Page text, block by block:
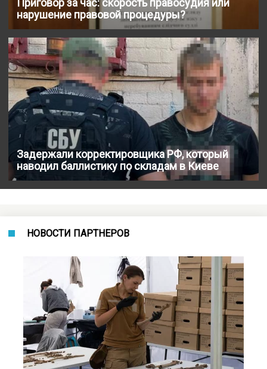
нарушение правовой процедуры?
Задержали корректировщика РФ, который
наводил баллистику по складам в Киеве
НОВОСТИ ПАРТНЕРОВ